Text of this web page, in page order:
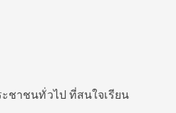
ชาชนทั่วไป ที่สนใจเรียน